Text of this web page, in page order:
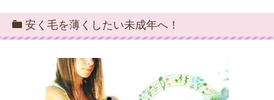
安く毛を薄くしたい未成年へ！